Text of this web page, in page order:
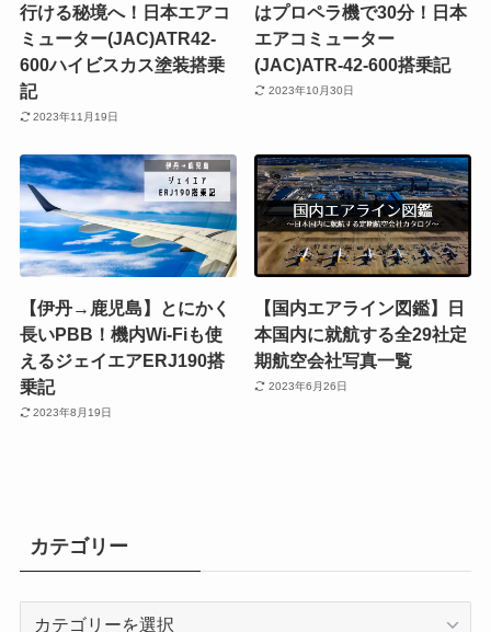
行ける秘境へ！日本エアコ
ミューター(JAC)ATR42-
600ハイビスカス塗装搭乗
記
2023年11月19日
はプロペラ機で30分！日本
エアコミューター
(JAC)ATR-42-600搭乗記
2023年10月30日
【伊丹→鹿児島】とにかく
長いPBB！機内Wi-Fiも使
えるジェイエアERJ190搭
乗記
2023年8月19日
【国内エアライン図鑑】日
本国内に就航する全29社定
期航空会社写真一覧
2023年6月26日
カテゴリー